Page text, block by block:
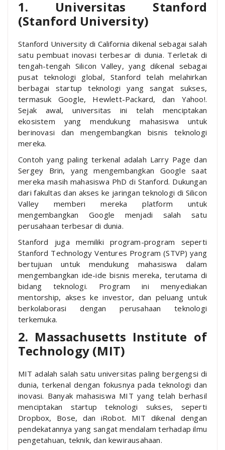
1. Universitas Stanford
(Stanford University)
Stanford University di California dikenal sebagai salah
satu pembuat inovasi terbesar di dunia. Terletak di
tengah-tengah Silicon Valley, yang dikenal sebagai
pusat teknologi global, Stanford telah melahirkan
berbagai startup teknologi yang sangat sukses,
termasuk Google, Hewlett-Packard, dan Yahoo!.
Sejak awal, universitas ini telah menciptakan
ekosistem yang mendukung mahasiswa untuk
berinovasi dan mengembangkan bisnis teknologi
mereka.
Contoh yang paling terkenal adalah Larry Page dan
Sergey Brin, yang mengembangkan Google saat
mereka masih mahasiswa PhD di Stanford. Dukungan
dari fakultas dan akses ke jaringan teknologi di Silicon
Valley memberi mereka platform untuk
mengembangkan Google menjadi salah satu
perusahaan terbesar di dunia.
Stanford juga memiliki program-program seperti
Stanford Technology Ventures Program (STVP) yang
bertujuan untuk mendukung mahasiswa dalam
mengembangkan ide-ide bisnis mereka, terutama di
bidang teknologi. Program ini menyediakan
mentorship, akses ke investor, dan peluang untuk
berkolaborasi dengan perusahaan teknologi
terkemuka.
2. Massachusetts Institute of
Technology (MIT)
MIT adalah salah satu universitas paling bergengsi di
dunia, terkenal dengan fokusnya pada teknologi dan
inovasi. Banyak mahasiswa MIT yang telah berhasil
menciptakan startup teknologi sukses, seperti
Dropbox, Bose, dan iRobot. MIT dikenal dengan
pendekatannya yang sangat mendalam terhadap ilmu
pengetahuan, teknik, dan kewirausahaan.